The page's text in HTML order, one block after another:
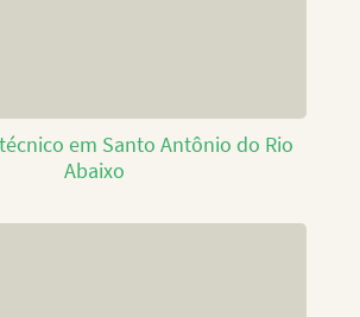
em Santo Antônio do Rio
Abaixo